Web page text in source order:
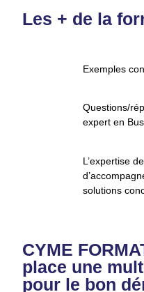
Les + de la
Exemples
Questions/
expert en
L’expertise
solutions
CYME
place une
pour le bon